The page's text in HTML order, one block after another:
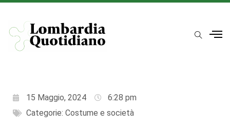
15 Maggio, 2024
6:28 pm
Categorie: Costume e società